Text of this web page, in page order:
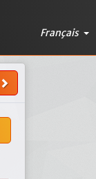
Français